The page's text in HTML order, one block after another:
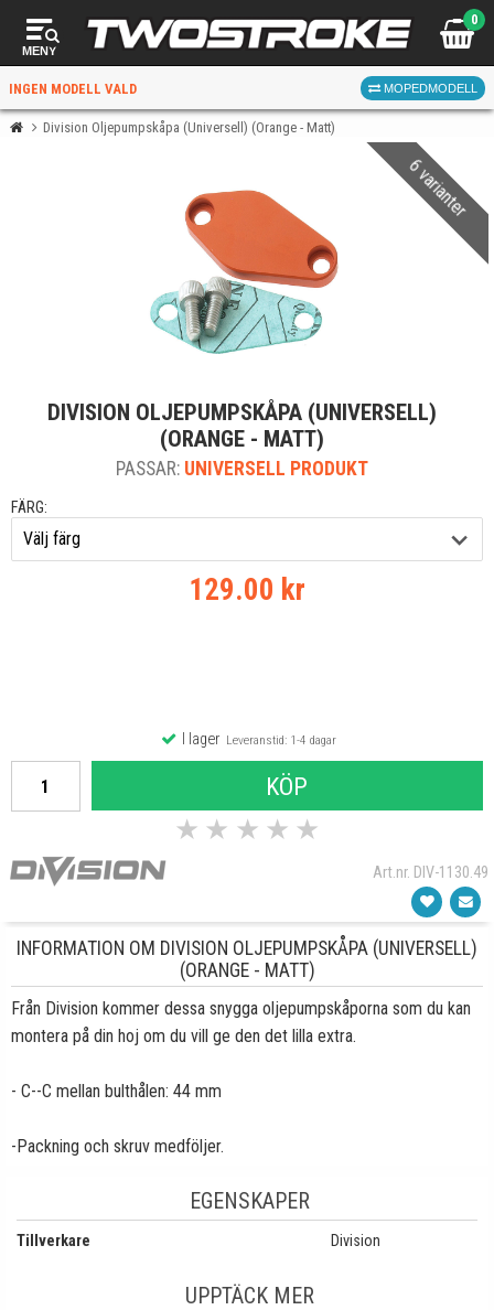
MENY
0
INGEN MODELL VALD MOPEDMODELL
FÖR RÄTT DELAR
När du valt kommer butiken visa delar för vald moped
och universella produkter.
Division Oljepumpskåpa (Universell) (Orange - Matt)
6 varianter
DIVISION OLJEPUMPSKÅPA (UNIVERSELL)
(ORANGE - MATT)
PASSAR: UNIVERSELL PRODUKT
FÄRG:
129.00 kr
I lagerLeveranstid: 1-4 dagar
KÖP
★ ★ ★ ★ ★
Art.nr. DIV-1130.49
INFORMATION OM DIVISION OLJEPUMPSKÅPA (UNIVERSELL)
(ORANGE - MATT)
Från Division kommer dessa snygga oljepumpskåporna som du kan
montera på din hoj om du vill ge den det lilla extra.
- C--C mellan bulthålen: 44 mm
-Packning och skruv medföljer.
EGENSKAPER
Tillverkare Division
UPPTÄCK MER